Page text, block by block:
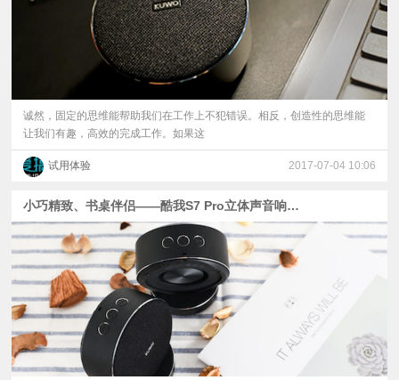
诚然，固定的思维能帮助我们在工作上不犯错误。相反，创造性的思维能
让我们有趣，高效的完成工作。如果这
试用体验 2017-07-04 10:06
小巧精致、书桌伴侣——酷我S7 Pro立体声音响体验